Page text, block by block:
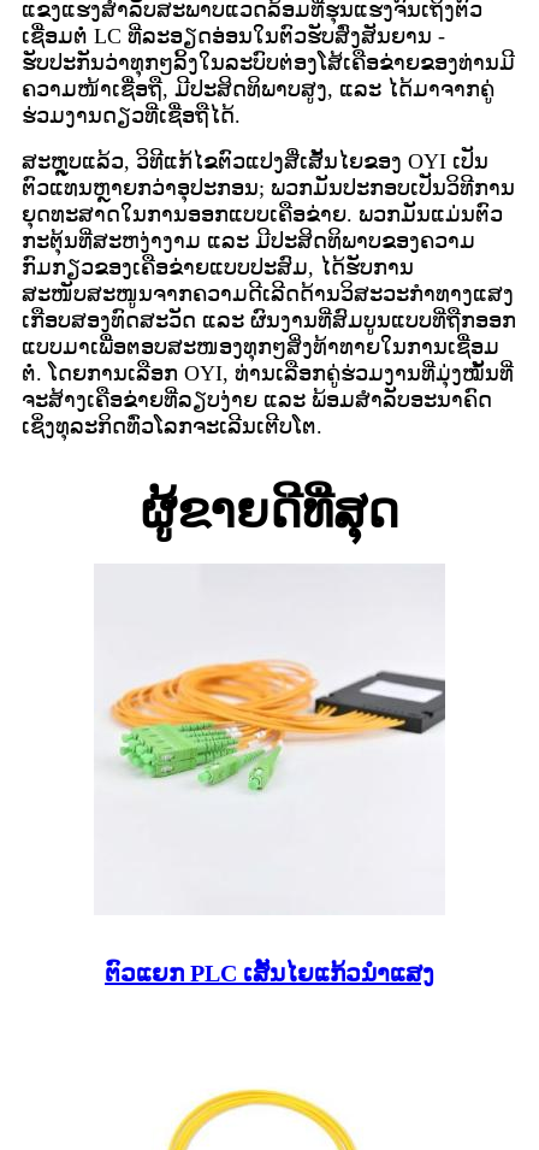
ແຂງແຮງສຳລັບສະພາບແວດລ້ອມທີ່ຮຸນແຮງຈົນເຖິງຕົວ
ເຊື່ອມຕໍ່ LC ທີ່ລະອຽດອ່ອນໃນຕົວຮັບສົ່ງສັນຍານ -
ຮັບປະກັນວ່າທຸກໆລິ້ງໃນລະບົບຕ່ອງໂສ້ເຄືອຂ່າຍຂອງທ່ານມີ
ຄວາມໜ້າເຊື່ອຖື, ມີປະສິດທິພາບສູງ, ແລະ ໄດ້ມາຈາກຄູ່
ຮ່ວມງານດຽວທີ່ເຊື່ອຖືໄດ້.
ສະຫຼຸບແລ້ວ, ວິທີແກ້ໄຂຕົວແປງສື່ເສັ້ນໄຍຂອງ OYI ເປັນ
ຕົວແທນຫຼາຍກວ່າອຸປະກອນ; ພວກມັນປະກອບເປັນວິທີການ
ຍຸດທະສາດໃນການອອກແບບເຄືອຂ່າຍ. ພວກມັນແມ່ນຕົວ
ກະຕຸ້ນທີ່ສະຫງ່າງາມ ແລະ ມີປະສິດທິພາບຂອງຄວາມ
ກົມກຽວຂອງເຄືອຂ່າຍແບບປະສົມ, ໄດ້ຮັບການ
ສະໜັບສະໜູນຈາກຄວາມດີເລີດດ້ານວິສະວະກຳທາງແສງ
ເກືອບສອງທົດສະວັດ ແລະ ຜົນງານທີ່ສົມບູນແບບທີ່ຖືກອອກ
ແບບມາເພື່ອຕອບສະໜອງທຸກໆສິ່ງທ້າທາຍໃນການເຊື່ອມ
ຕໍ່. ໂດຍການເລືອກ OYI, ທ່ານເລືອກຄູ່ຮ່ວມງານທີ່ມຸ່ງໝັ້ນທີ່
ຈະສ້າງເຄືອຂ່າຍທີ່ລຽບງ່າຍ ແລະ ພ້ອມສຳລັບອະນາຄົດ
ເຊິ່ງທຸລະກິດທົ່ວໂລກຈະເລີນເຕີບໂຕ.
ຜູ້ຂາຍດີທີ່ສຸດ
ຕົວແຍກ PLC ເສັ້ນໄຍແກ້ວນຳແສງ